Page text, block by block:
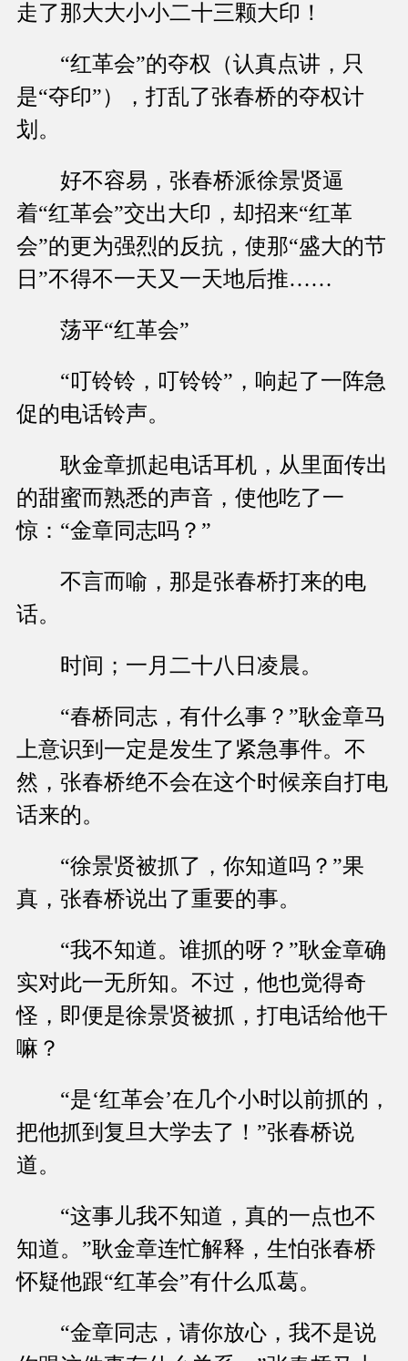
走了那大大小小二十三颗大印！
“红革会”的夺权（认真点讲，只
是“夺印”），打乱了张春桥的夺权计
划。
好不容易，张春桥派徐景贤逼
着“红革会”交出大印，却招来“红革
会”的更为强烈的反抗，使那“盛大的节
日”不得不一天又一天地后推……
荡平“红革会”
“叮铃铃，叮铃铃”，响起了一阵急
促的电话铃声。
耿金章抓起电话耳机，从里面传出
的甜蜜而熟悉的声音，使他吃了一
惊：“金章同志吗？”
不言而喻，那是张春桥打来的电
话。
时间；一月二十八日凌晨。
“春桥同志，有什么事？”耿金章马
上意识到一定是发生了紧急事件。不
然，张春桥绝不会在这个时候亲自打电
话来的。
“徐景贤被抓了，你知道吗？”果
真，张春桥说出了重要的事。
“我不知道。谁抓的呀？”耿金章确
实对此一无所知。不过，他也觉得奇
怪，即便是徐景贤被抓，打电话给他干
嘛？
“是‘红革会’在几个小时以前抓的，
把他抓到复旦大学去了！”张春桥说
道。
“这事儿我不知道，真的一点也不
知道。”耿金章连忙解释，生怕张春桥
怀疑他跟“红革会”有什么瓜葛。
“金章同志，请你放心，我不是说